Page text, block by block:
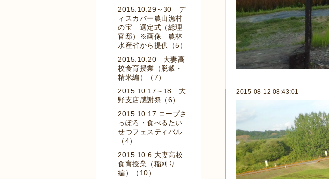
2015-08-12 08:43:01
2015.10.29～30 デ
ィスカバー農山漁村
の宝 選定式（総理
官邸）※画像 農林
水産省から提供（5）
2015.10.20 大妻高
校食育授業（脱穀・
精米編）（7）
2015.10.17～18 大
野支店感謝祭（6）
2015.10.17 コープさ
っぽろ・食べるたい
せつフェスティバル
（4）
2015.10.6 大妻高校
食育授業（稲刈り
編）（10）